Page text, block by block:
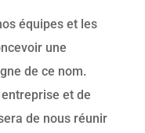
équipes et les
une
de ce nom.
et de
de nous réunir